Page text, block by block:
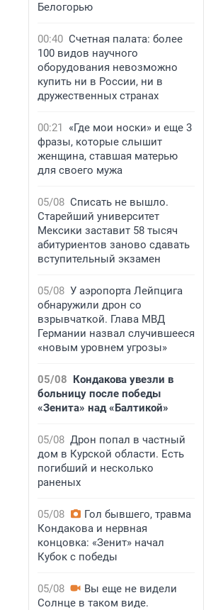
Белогорью
00:40 Счетная палата: более
100 видов научного
оборудования невозможно
купить ни в России, ни в
дружественных странах
00:21
«Где мои носки» и еще 3
фразы, которые слышит
женщина, ставшая матерью
для своего мужа
05/08 Списать не вышло.
Старейший университет
Мексики заставит 58 тысяч
абитуриентов заново сдавать
вступительный экзамен
05/08 У аэропорта Лейпцига
обнаружили дрон со
взрывчаткой. Глава МВД
Германии назвал случившееся
«новым уровнем угрозы»
05/08 Кондакова увезли в
больницу после победы
«Зенита» над «Балтикой»
05/08 Дрон попал в частный
дом в Курской области. Есть
погибший и несколько
раненых
05/08
Гол бывшего, травма
Кондакова и нервная
концовка: «Зенит» начал
Кубок с победы
05/08
Вы еще не видели
Солнце в таком виде.